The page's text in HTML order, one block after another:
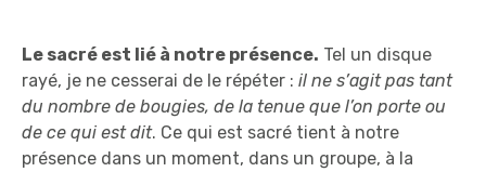
Le sacré est lié à notre présence. Tel un disque
rayé, je ne cesserai de le répéter : il ne s’agit pas tant
du nombre de bougies, de la tenue que l’on porte ou
de ce qui est dit. Ce qui est sacré tient à notre
présence dans un moment, dans un groupe, à la